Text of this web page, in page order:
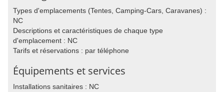
Types d'emplacements (Tentes, Camping-Cars, Caravanes) :
NC
Descriptions et caractéristiques de chaque type
d'emplacement : NC
Tarifs et réservations : par téléphone
Équipements et services
Installations sanitaires : NC